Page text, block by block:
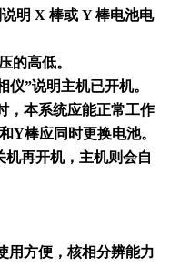
明 X 棒或 Y 棒电池电
低。
明主机已开机。
，本系统应能正常工作
Y棒应同时更换电池。
开机，主机则会自
用方便，核相分辨能力